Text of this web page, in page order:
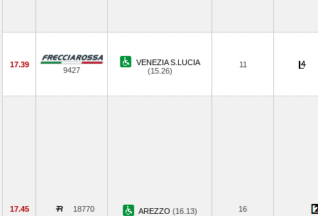
17.39
9427
VENEZIA S.LUCIA
(15.26)
11
17.45 18770 AREZZO (16.13) 16